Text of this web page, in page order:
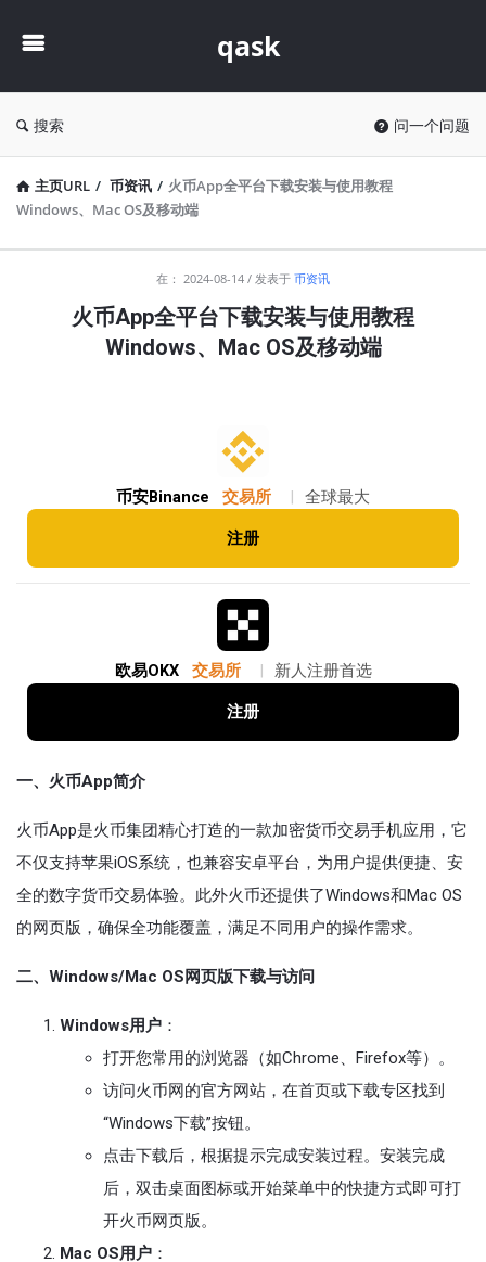
qask
搜索 问一个问题
主页URL / 币资讯 / 火币App全平台下载安装与使用教程
Windows、Mac OS及移动端
在： 2024-08-14 发表于 币资讯
火币App全平台下载安装与使用教程
Windows、Mac OS及移动端
币安Binance 交易所 全球最大
注册
欧易OKX 交易所 新人注册首选
注册
一、火币App简介
火币App是火币集团精心打造的一款加密货币交易手机应用，它
不仅支持苹果iOS系统，也兼容安卓平台，为用户提供便捷、安
全的数字货币交易体验。此外火币还提供了Windows和Mac OS
的网页版，确保全功能覆盖，满足不同用户的操作需求。
二、Windows/Mac OS网页版下载与访问
Windows用户 ：
打开您常用的浏览器（如Chrome、Firefox等）。
访问火币网的官方网站，在首页或下载专区找到
“Windows下载”按钮。
点击下载后，根据提示完成安装过程。安装完成
后，双击桌面图标或开始菜单中的快捷方式即可打
开火币网页版。
Mac OS用户 ：